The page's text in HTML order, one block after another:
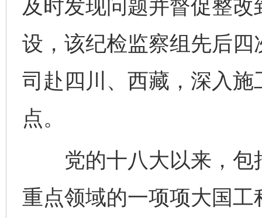
及时发现问题并督促整
设，该纪检监察组先后
司赴四川、西藏，深入
点。
党的十八大以来，包
重点领域的一项项大国